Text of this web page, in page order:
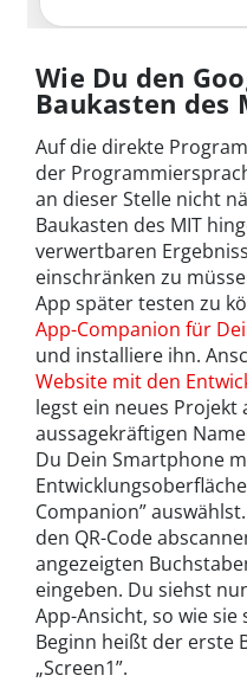
Wie Du den
Baukasten des
Auf die direkte
der
an dieser Stelle nicht
Baukasten des MIT
verwertbaren
einschränken zu
App später testen zu
App-Companion für
und installiere ihn.
Website mit den
legst ein neues Projekt
aussagekräftigen
Du Dein Smartphone
Companion”
den QR-Code
angezeigten
eingeben. Du siehst
App-Ansicht, so wie
Beginn heißt der erste
„Screen1”.